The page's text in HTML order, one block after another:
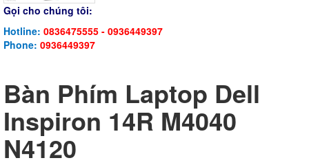
Gọi cho chúng tôi:
Hotline: 0836475555 - 0936449397
Phone: 0936449397
Bàn Phím Laptop Dell
Inspiron 14R M4040
N4120